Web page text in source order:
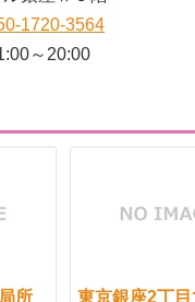
1720-3564
～20:00
所 東京銀座2丁